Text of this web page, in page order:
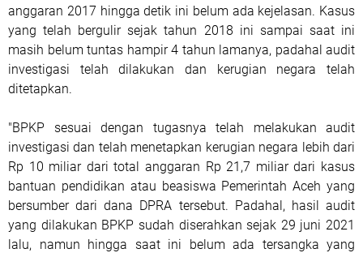
anggaran 2017 hingga detik ini belum ada kejelasan. Kasus
yang telah bergulir sejak tahun 2018 ini sampai saat ini
masih belum tuntas hampir 4 tahun lamanya, padahal audit
investigasi telah dilakukan dan kerugian negara telah
ditetapkan.
"BPKP sesuai dengan tugasnya telah melakukan audit
investigasi dan telah menetapkan kerugian negara lebih dari
Rp 10 miliar dari total anggaran Rp 21,7 miliar dari kasus
bantuan pendidikan atau beasiswa Pemerintah Aceh yang
bersumber dari dana DPRA tersebut. Padahal, hasil audit
yang dilakukan BPKP sudah diserahkan sejak 29 juni 2021
lalu, namun hingga saat ini belum ada tersangka yang